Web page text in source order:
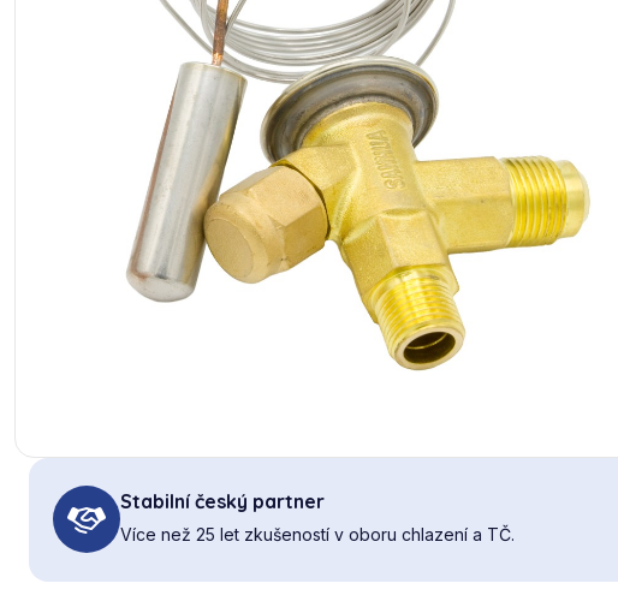
Stabilní český partner
Více než 25 let zkušeností v oboru chlazení a TČ.